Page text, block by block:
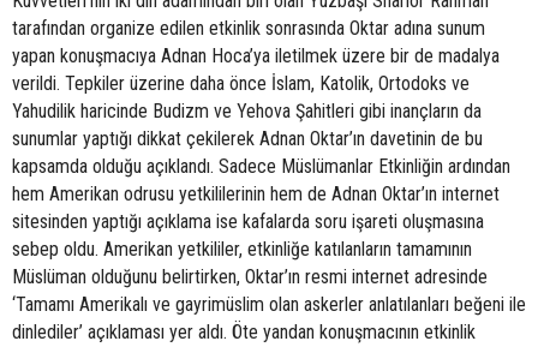
tarafından organize edilen etkinlik sonrasında Oktar adına sunum
yapan konuşmacıya Adnan Hoca’ya iletilmek üzere bir de madalya
verildi. Tepkiler üzerine daha önce İslam, Katolik, Ortodoks ve
Yahudilik haricinde Budizm ve Yehova Şahitleri gibi inançların da
sunumlar yaptığı dikkat çekilerek Adnan Oktar’ın davetinin de bu
kapsamda olduğu açıklandı. Sadece Müslümanlar Etkinliğin ardından
hem Amerikan odrusu yetkililerinin hem de Adnan Oktar’ın internet
sitesinden yaptığı açıklama ise kafalarda soru işareti oluşmasına
sebep oldu. Amerikan yetkililer, etkinliğe katılanların tamamının
Müslüman olduğunu belirtirken, Oktar’ın resmi internet adresinde
‘Tamamı Amerikalı ve gayrimüslim olan askerler anlatılanları beğeni ile
dinlediler’ açıklaması yer aldı. Öte yandan konuşmacının etkinlik